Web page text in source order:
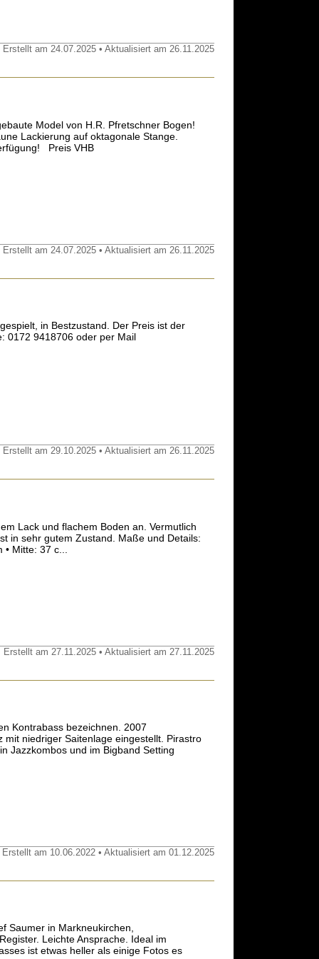
am 24.07.2025 • Aktualisiert am 26.11.2025
Model von H.R. Pfretschner Bogen!
Lackierung auf oktagonale Stange.
Preis VHB
am 24.07.2025 • Aktualisiert am 26.11.2025
in Bestzustand. Der Preis ist der
0172 9418706 oder per Mail
am 29.10.2025 • Aktualisiert am 26.11.2025
Lack und flachem Boden an. Vermutlich
in sehr gutem Zustand. Maße und Details:
Mitte: 37 c...
Erstellt am 27.11.2025 • Aktualisiert am 27.11.2025
Kontrabass bezeichnen. 2007
niedriger Saitenlage eingestellt. Pirastro
Jazzkombos und im Bigband Setting
am 10.06.2022 • Aktualisiert am 01.12.2025
Saumer in Markneukirchen,
Leichte Ansprache. Ideal im
ist etwas heller als einige Fotos es